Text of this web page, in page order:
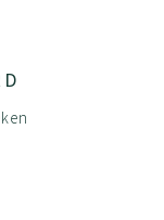
in elkaar